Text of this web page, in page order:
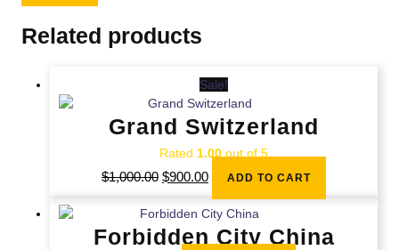
Related products
Sale!
Grand Switzerland
Rated 1.00 out of 5
$1,000.00 $900.00 ADD TO CART
Forbidden City China